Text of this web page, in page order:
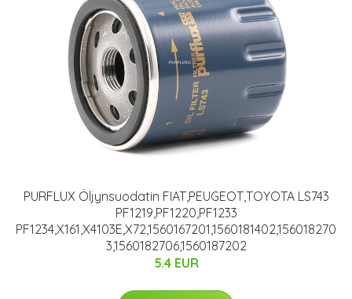
PURFLUX Öljynsuodatin FIAT,PEUGEOT,TOYOTA LS743
PF1219,PF1220,PF1233
PF1234,X161,X4103E,X72,1560167201,1560181402,156018270
3,1560182706,1560187202
5.4 EUR